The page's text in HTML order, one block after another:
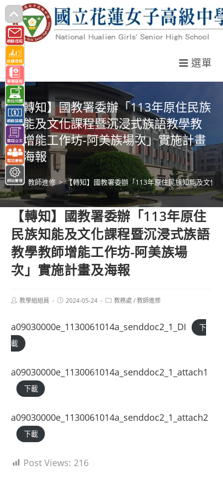
跳
轉
至
主
要
內
容
選單
【轉知】國教署委辦「113年原住民族
知能及文化課程暨沉浸式族語教學教
師增能工作坊-阿美族場次」實施計畫
及海報
> 教師進修 > 【轉知】國教署委辦「113年原住民族知能及文化
【轉知】國教署委辦「113年原住
民族知能及文化課程暨沉浸式族語
教學教師增能工作坊-阿美族場
次」實施計畫及海報
Post教學組組員
Post2024-05-24
Post教務處 / 教師進修
a09030000e_1130061014a_senddoc2_1_DI
下
載
a09030000e_1130061014a_senddoc2_1_attach1
下載
a09030000e_1130061014a_senddoc2_1_attach2
下載
Post Views: 216